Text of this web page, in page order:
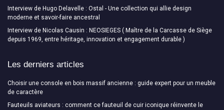
Interview de Hugo Delavelle : Ostal - Une collection qui allie design
moderne et savoir-faire ancestral
Interview de Nicolas Causin : NEOSIEGES ( Maître de la Carcasse de Siège
depuis 1969, entre héritage, innovation et engagement durable )
Les derniers articles
Choisir une console en bois massif ancienne : guide expert pour un meuble
de caractère
Fauteuils aviateurs : comment ce fauteuil de cuir iconique réinvente le